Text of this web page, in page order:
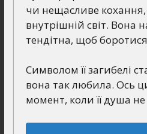
чи нещасливе кохання,
внутрішній світ. Вона
тендітна, щоб
Символом її загибелі
вона так любила. Ось
момент, коли її душа